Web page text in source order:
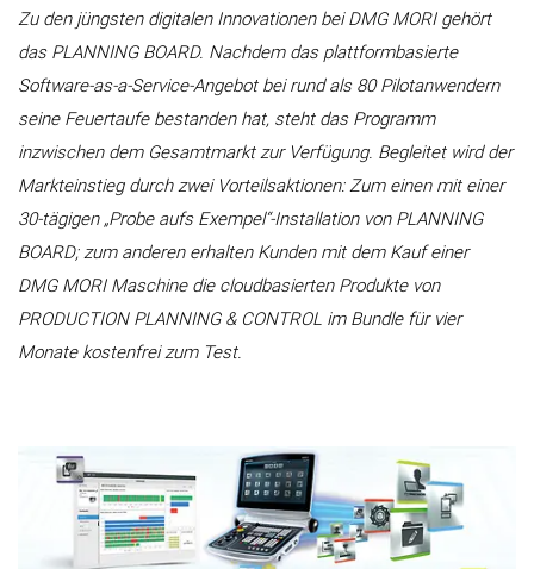
Zu den jüngsten digitalen Innovationen bei DMG MORI gehört
das PLANNING BOARD. Nachdem das plattformbasierte
Software-as-a-Service-Angebot bei rund als 80 Pilotanwendern
seine Feuertaufe bestanden hat, steht das Programm
inzwischen dem Gesamtmarkt zur Verfügung. Begleitet wird der
Markteinstieg durch zwei Vorteilsaktionen: Zum einen mit einer
30-tägigen „Probe aufs Exempel“-Installation von PLANNING
BOARD; zum anderen erhalten Kunden mit dem Kauf einer
DMG MORI Maschine die cloudbasierten Produkte von
PRODUCTION PLANNING & CONTROL im Bundle für vier
Monate kostenfrei zum Test.